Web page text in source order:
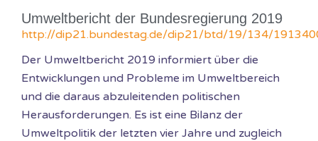
Umweltbericht der Bundesregierung 2019
http://dip21.bundestag.de/dip21/btd/19/134/
Der Umweltbericht 2019 informiert über die
Entwicklungen und Probleme im Umweltbereich
und die daraus abzuleitenden politischen
Herausforderungen. Es ist eine Bilanz der
Umweltpolitik der letzten vier Jahre und zugleich